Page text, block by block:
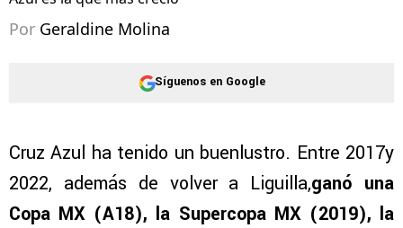
Por Geraldine Molina
Síguenos en Google
Cruz Azul ha tenido un buenlustro. Entre 2017y
2022, además de volver a Liguilla,ganó una
Copa MX (A18), la Supercopa MX (2019), la